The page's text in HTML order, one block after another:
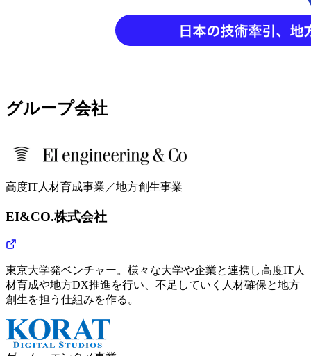
グループ会社
高度IT人材育成事業／地方創生事業
EI&CO.株式会社
東京大学発ベンチャー。様々な大学や企業と連携し高度IT人
材育成や地方DX推進を行い、不足していく人材確保と地方
創生を担う仕組みを作る。